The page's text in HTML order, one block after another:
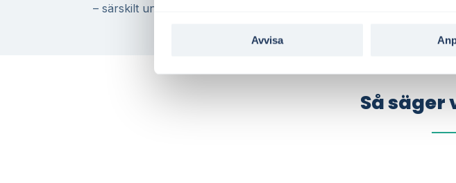
Avvisa
– särskilt under höst och vår.
Så säger